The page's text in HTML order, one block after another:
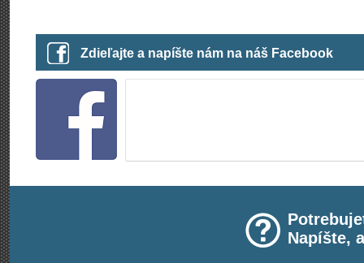
Zdieľajte a napíšte nám na náš Facebook
Napíšte,